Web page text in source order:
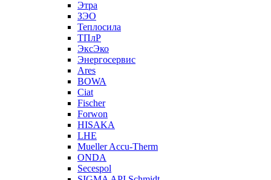
Этра
ЗЭО
Теплосила
ТПлР
ЭксЭко
Энергосервис
Ares
BOWA
Ciat
Fischer
Forwon
HISAKA
LHE
Mueller Accu-Therm
ONDA
Secespol